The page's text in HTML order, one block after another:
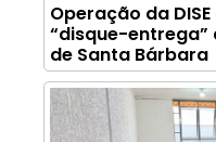
Operação da
“disque-
de Santa Bárbara